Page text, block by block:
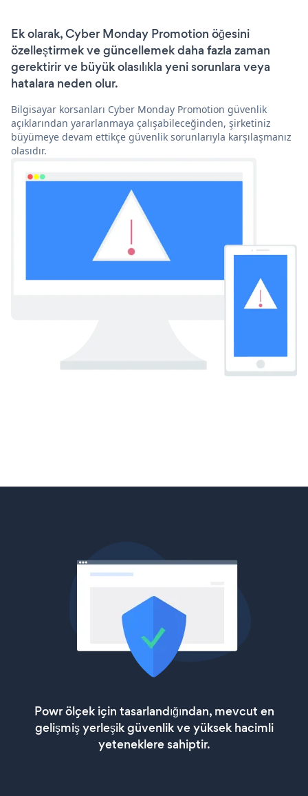
Ek olarak, Cyber Monday Promotion öğesini
özelleştirmek ve güncellemek daha fazla zaman
gerektirir ve büyük olasılıkla yeni sorunlara veya
hatalara neden olur.
Bilgisayar korsanları Cyber Monday Promotion güvenlik
açıklarından yararlanmaya çalışabileceğinden, şirketiniz
büyümeye devam ettikçe güvenlik sorunlarıyla karşılaşmanız
olasıdır.
Powr ölçek için tasarlandığından, mevcut en
gelişmiş yerleşik güvenlik ve yüksek hacimli
yeteneklere sahiptir.